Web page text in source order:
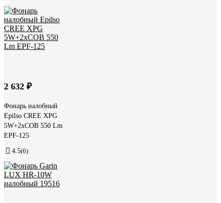
2 632 ₽
Фонарь налобный
Epilso CREE XPG
5W+2xCOB 550 Lm
EPF-125
4.5(6)